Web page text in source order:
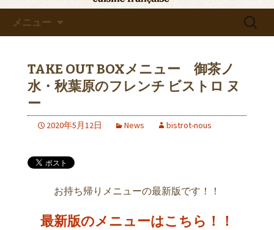
メニュー
検
TAKE OUT BOXメニュー 御茶ノ
水・秋葉原のフレンチ ビストロ ヌ
ー
2020年5月12日 News bistrot-nous
お持ち帰りメニューの最新版です！！
最新版のメニューはこちら！！